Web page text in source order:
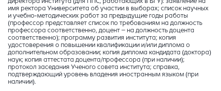
имя ректора Университета об участии в выборах; список научных
и учебно-методических работ за предыдущие годы работы
(профессор представляет список по требованиям на должность
профессора соответственно, доцент – на должность доцента
соответственно); программу развития института; копия
удостоверения о повышении квалификации и/или диплома о
дополнительном образовании; копия диплома кандидата (доктора)
наук; копия аттестата доцента/профессора (при наличии);
протокол заседания Ученого совета института; справка,
подтверждающий уровень владения иностранным языком (при
наличии).